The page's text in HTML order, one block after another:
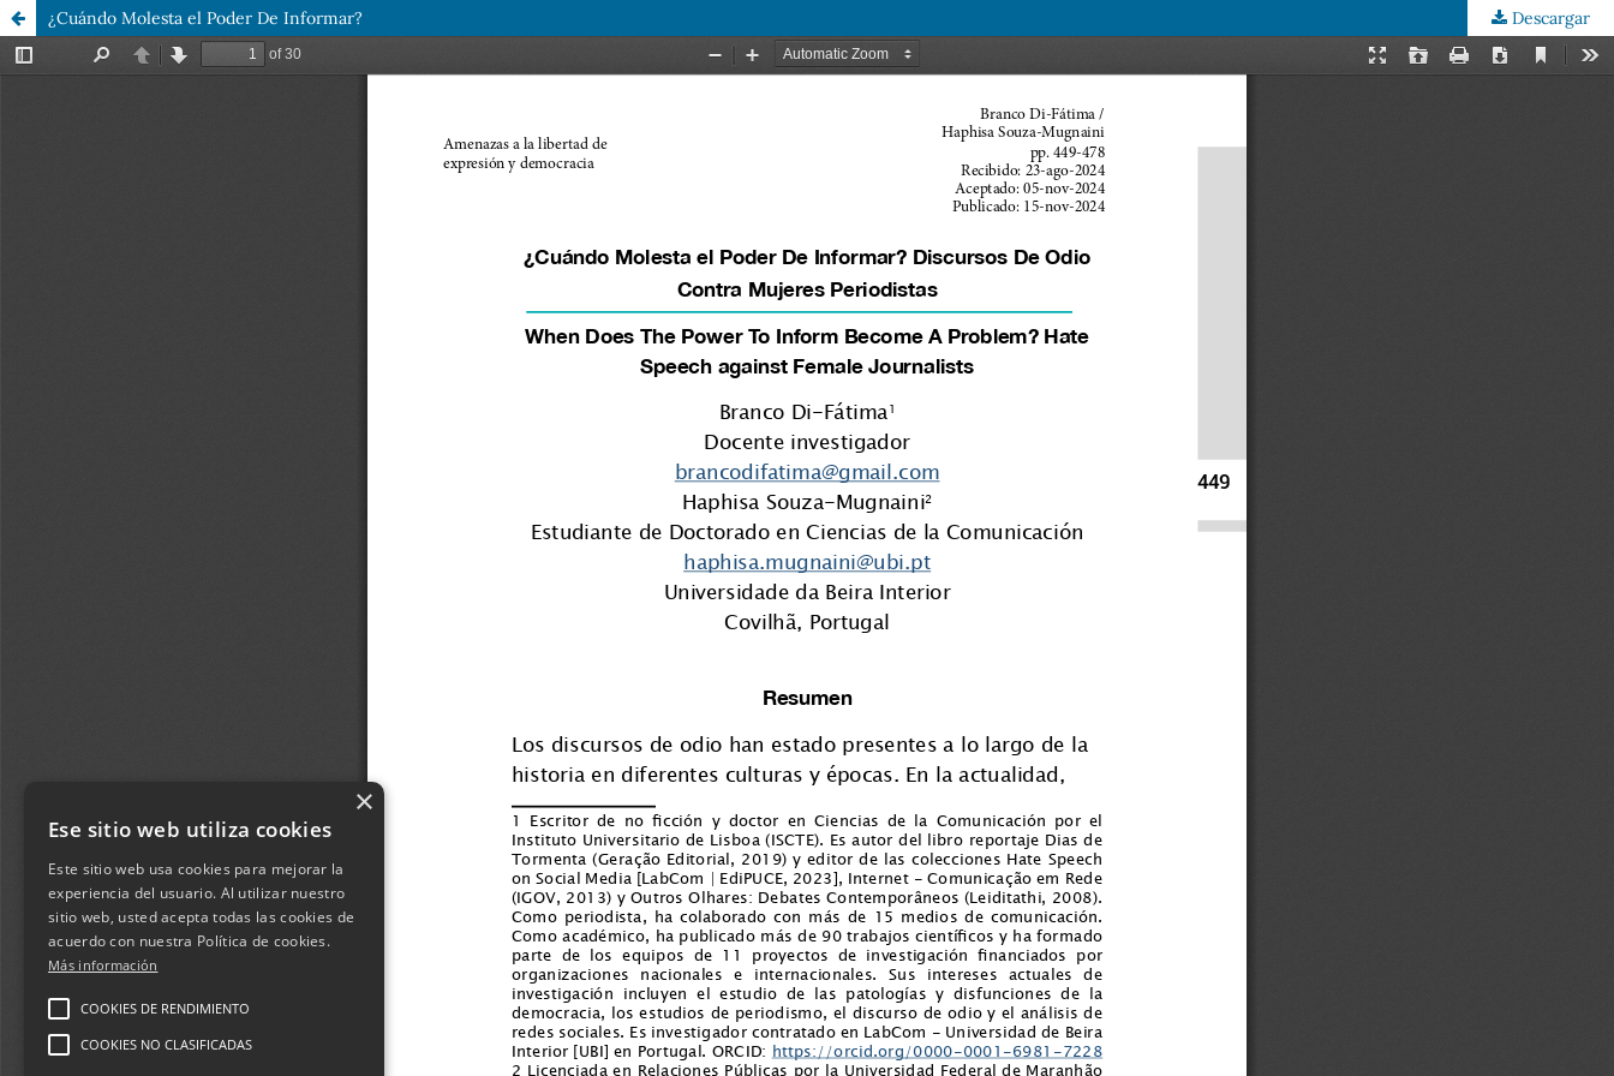
¿Cuándo Molesta el Poder De Informar? Descargar
×
Ese sitio web utiliza cookies
Este sitio web usa cookies para mejorar la
experiencia del usuario. Al utilizar nuestro
sitio web, usted acepta todas las cookies de
acuerdo con nuestra Política de cookies.
Más información
COOKIES DE RENDIMIENTO
COOKIES NO CLASIFICADAS